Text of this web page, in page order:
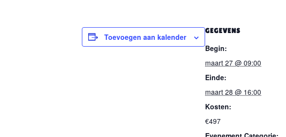
Toevoegen aan kalender
GEGEVENS
Begin:
maart 27 @ 09:00
Einde:
maart 28 @ 16:00
Kosten:
€497